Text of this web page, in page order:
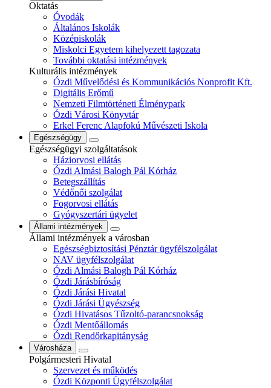
Oktatás
Óvodák
Általános Iskolák
Középiskolák
Miskolci Egyetem kihelyezett tagozata
További oktatási intézmények
Kulturális intézmények
Ózdi Művelődési és Kommunikációs Nonprofit Kft.
Digitális Erőmű
Nemzeti Filmtörténeti Élménypark
Ózdi Városi Könyvtár
Erkel Ferenc Alapfokú Művészeti Iskola
Egészségügy
Egészségügyi szolgáltatások
Háziorvosi ellátás
Ózdi Almási Balogh Pál Kórház
Betegszállítás
Védőnői szolgálat
Fogorvosi ellátás
Gyógyszertári ügyelet
Állami intézmények
Állami intézmények a városban
Egészségbiztosítási Pénztár ügyfélszolgálat
NAV ügyfélszolgálat
Ózdi Almási Balogh Pál Kórház
Ózdi Járásbíróság
Ózdi Járási Hivatal
Ózdi Járási Ügyészség
Ózdi Hivatásos Tűzoltó-parancsnokság
Ózdi Mentőállomás
Ózdi Rendőrkapitányság
Városháza
Polgármesteri Hivatal
Szervezet és működés
Ózdi Központi Ügyfélszolgálat